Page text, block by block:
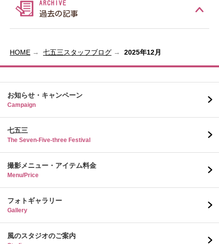
過去の記事
HOME 七五三スタッフブログ 2025年12月
お知らせ・キャンペーン
Campaign
七五三
The Seven-Five-three Festival
撮影メニュー・アイテム料金
Menu/Price
フォトギャラリー
Gallery
風のスタジオのご案内